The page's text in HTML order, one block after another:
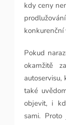
kdy ceny
konkurenční
Pokud
okamžitě
také
objevit, i
sami.